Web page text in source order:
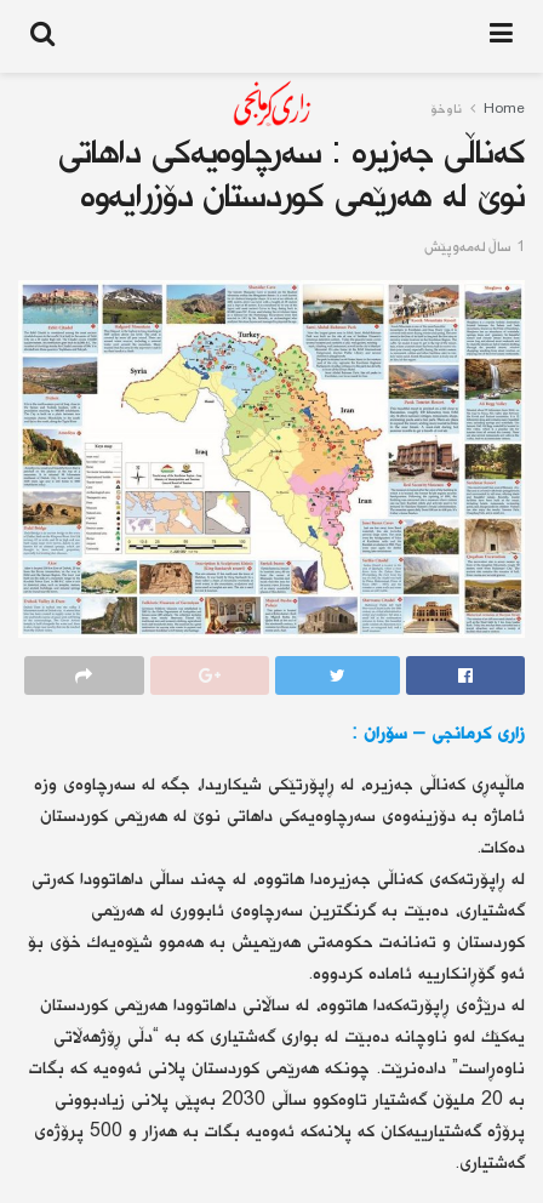
Home ناوخۆ
كەناڵی جەزیرە : سەرچاوەیەكی داهاتی
نوێ لە هەرێمی كوردستان دۆزرایەوە
1 ساڵ له‌مه‌وپێش
زاری كرمانجی – سۆران :
ماڵپەڕی كەناڵی جەزیرە، لە ڕاپۆرتێكی شیكاریدا، جگە لە سەرچاوەی وزە
ئاماژە بە دۆزینەوەی سەرچاوەیەكی داهاتی نوێ لە هەرێمی كوردستان
دەكات.
لە ڕاپۆرتەكەی كەناڵی جەزیرەدا هاتووە، لە چەند ساڵی داهاتوودا كەرتی
گەشتیاری، دەبێت بە گرنگترین سەرچاوەی ئابووری لە هەرێمی
كوردستان و تەنانەت حكومەتی هەرێمیش بە هەموو شێوەیەك خۆی بۆ
ئەو گۆڕانكارییە ئامادە كردووە.
لە درێژەی ڕاپۆرتەكەدا هاتووە، لە ساڵانی داهاتوودا هەرێمی كوردستان
یەكێك لەو ناوچانە دەبێت لە بواری گەشتیاری كە بە “دڵی ڕۆژهەڵاتی
ناوەڕاست” دادەنرێت. چونكە هەرێمی كوردستان پلانی ئەوەیە كە بگات
بە 20 ملیۆن گەشتیار تاوەكوو ساڵی 2030 بەپێی پلانی زیادبوونی
پرۆژە گەشتیارییەكان كە پلانەكە ئەوەیە بگات بە هەزار و 500 پرۆژەی
گەشتیاری.